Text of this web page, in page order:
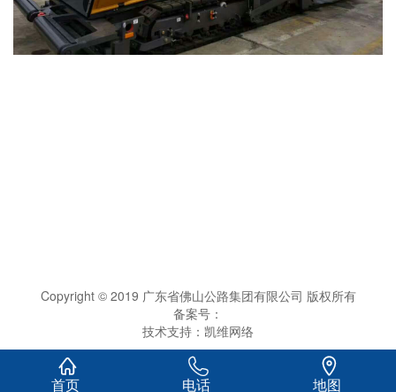
Copyright © 2019 广东省佛山公路集团有限公司 版权所有
备案号：
技术支持： 凯维网络

首页

电话

地图0.156849s